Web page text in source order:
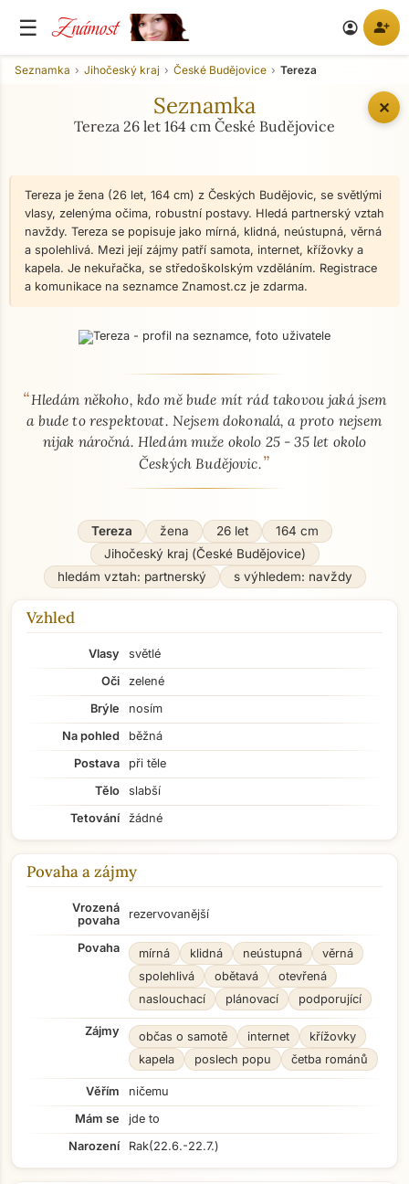
☰ Známost account_circle person_add
✕
Seznamka Jihočeský kraj České Budějovice Tereza
Seznamka
Tereza 26 let 164 cm České Budějovice
Tereza je žena (26 let, 164 cm) z Českých Budějovic, se světlými
vlasy, zelenýma očima, robustní postavy. Hledá partnerský vztah
navždy. Tereza se popisuje jako mírná, klidná, neústupná, věrná
a spolehlivá. Mezi její zájmy patří samota, internet, křížovky a
kapela. Je nekuřačka, se středoškolským vzděláním. Registrace
a komunikace na seznamce Znamost.cz je zdarma.
O mně - seznamka profil
“Hledám někoho, kdo mě bude mít rád takovou jaká jsem
a bude to respektovat. Nejsem dokonalá, a proto nejsem
nijak náročná. Hledám muže okolo 25 - 35 let okolo
Českých Budějovic.”
Tereza žena 26 let
164 cm
Jihočeský kraj (České Budějovice)
hledám vztah: partnerský
s výhledem: navždy
Vzhled
Vlasy
světlé
Oči
zelené
Brýle
nosím
Na pohled
běžná
Postava
při těle
Tělo
slabší
Tetování
žádné
Povaha a zájmy
Vrozená
povaha
rezervovanější
Povaha mírná klidná neústupná
věrná
spolehlivá
obětavá
otevřená
naslouchací
plánovací podporující
Zájmy občas o samotě internet
křížovky
kapela
poslech popu četba románů
Věřím
ničemu
Mám se
jde to
Narození
Rak(22.6.-22.7.)